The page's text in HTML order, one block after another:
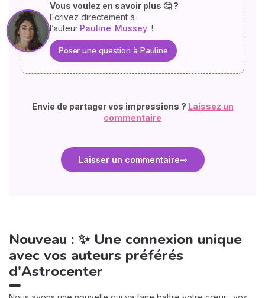
Vous voulez en savoir plus 🤔 ?
Ecrivez directement à
l’auteur Pauline Mussey !
Poser une question à Pauline
Envie de partager vos impressions ? Laissez un
commentaire
Laisser un commentaire
Nouveau : ✨ Une connexion unique
avec vos auteurs préférés
d'Astrocenter